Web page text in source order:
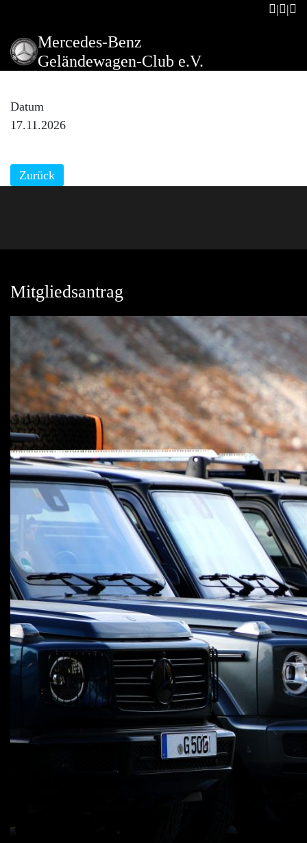
Mercedes-Benz
Geländewagen-Club e.V.
Datum
17.11.2026
Zurück
Mitgliedsantrag